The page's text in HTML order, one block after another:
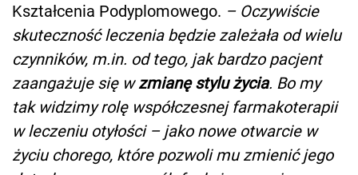
Kształcenia Podyplomowego. – Oczywiście
skuteczność leczenia będzie zależała od wielu
czynników, m.in. od tego, jak bardzo pacjent
zaangażuje się wzmianę stylu życia. Bo my
tak widzimy rolę współczesnej farmakoterapii
w leczeniu otyłości – jako nowe otwarcie w
życiu chorego, które pozwoli mu zmienić jego